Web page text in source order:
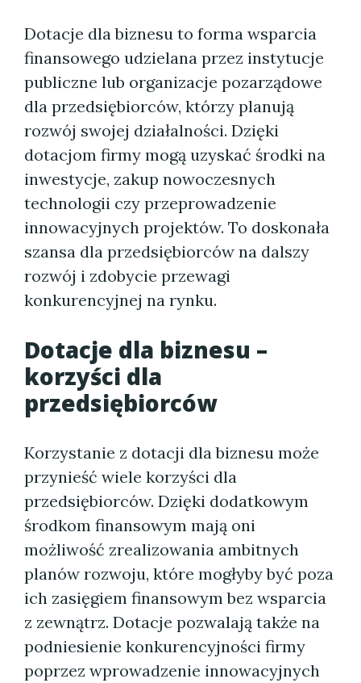
Dotacje dla biznesu to forma wsparcia
finansowego udzielana przez instytucje
publiczne lub organizacje pozarządowe
dla przedsiębiorców, którzy planują
rozwój swojej działalności. Dzięki
dotacjom firmy mogą uzyskać środki na
inwestycje, zakup nowoczesnych
technologii czy przeprowadzenie
innowacyjnych projektów. To doskonała
szansa dla przedsiębiorców na dalszy
rozwój i zdobycie przewagi
konkurencyjnej na rynku.
Dotacje dla biznesu –
korzyści dla
przedsiębiorców
Korzystanie z dotacji dla biznesu może
przynieść wiele korzyści dla
przedsiębiorców. Dzięki dodatkowym
środkom finansowym mają oni
możliwość zrealizowania ambitnych
planów rozwoju, które mogłyby być poza
ich zasięgiem finansowym bez wsparcia
z zewnątrz. Dotacje pozwalają także na
podniesienie konkurencyjności firmy
poprzez wprowadzenie innowacyjnych